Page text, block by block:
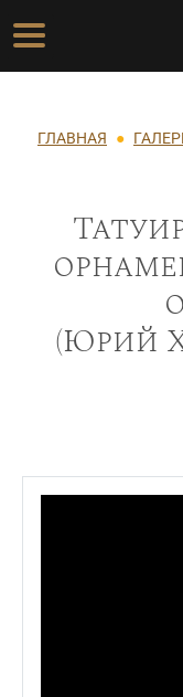
Перейти к
Основная
Строка
ГЛАВНАЯ
(Юрий